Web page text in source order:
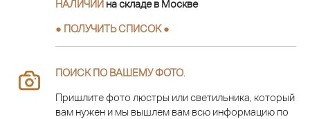
НАЛИЧИИ на складе в Москве
● ПОЛУЧИТЬ СПИСОК ●
ПОИСК ПО ВАШЕМУ ФОТО
Пришлите фото люстры или светильника, который
вам нужен и мы вышлем вам всю информацию по